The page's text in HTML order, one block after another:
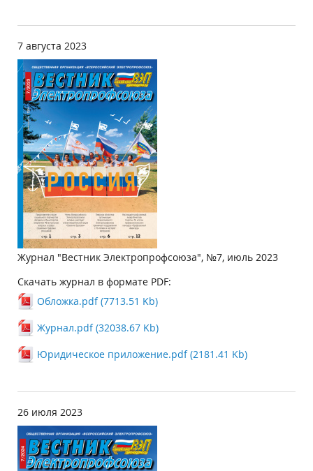
7 августа 2023
Журнал "Вестник Электропрофсоюза", №7, июль 2023
Скачать журнал в формате PDF:
Обложка.pdf (7713.51 Kb)
Журнал.pdf (32038.67 Kb)
Юридическое приложение.pdf (2181.41 Kb)
26 июля 2023